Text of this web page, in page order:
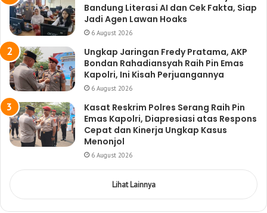
Bandung Literasi AI dan Cek Fakta, Siap
Jadi Agen Lawan Hoaks
6 August 2026
Ungkap Jaringan Fredy Pratama, AKP
Bondan Rahadiansyah Raih Pin Emas
Kapolri, Ini Kisah Perjuangannya
6 August 2026
Kasat Reskrim Polres Serang Raih Pin
Emas Kapolri, Diapresiasi atas Respons
Cepat dan Kinerja Ungkap Kasus
Menonjol
6 August 2026
Lihat Lainnya